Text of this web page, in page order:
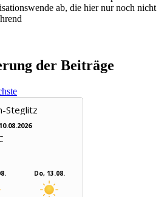
ab, die hier nur noch nicht
der Beiträge
Steglitz
Do, 13.08.